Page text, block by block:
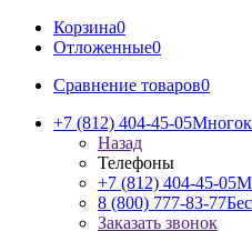
Корзина0
Отложенные0
Сравнение товаров0
+7 (812) 404-45-05
Назад
Телефоны
+7 (812) 404-45-05
8 (800) 777-83-77
Заказать звонок